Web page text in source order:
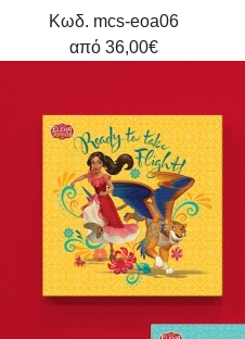
Κωδ. mcs-eoa06
από 36,00€